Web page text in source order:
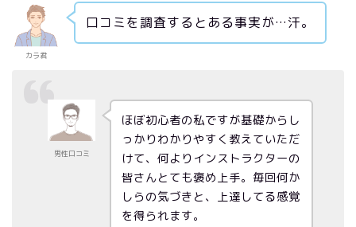
カラ君
口コミを調査するとある事実が…汗。
男性口コミ
ほぼ初心者の私ですが基礎からし
っかりわかりやすく教えていただ
けて、何よりインストラクターの
皆さんとても褒め上手。毎回何か
しらの気づきと、上達してる感覚
を得られます。